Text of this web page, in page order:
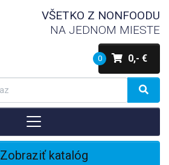
VŠETKO Z NONFOODU
NA JEDNOM MIESTE
0 0,- €
Zobraziť katalóg